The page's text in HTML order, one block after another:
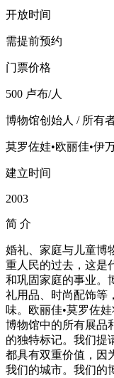
开放时间
需提前预约
门票价格
500 卢布/人
博物馆创始人 / 所有
莫罗佐娃•欧丽佳•伊
建立时间
2003
简 介
婚礼、家庭与儿童博
重人民的过去，这是
和巩固家庭的事业。
礼用品、时尚配饰等
味。欧丽佳•莫罗佐
博物馆中的所有展品
的独特标记。我们提
都具有双重价值，因
我们的城市。我们的